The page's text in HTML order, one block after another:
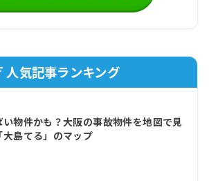
人気記事ランキング
い物件かも？大阪の事故物件を地図で見
大島てる」のマップ